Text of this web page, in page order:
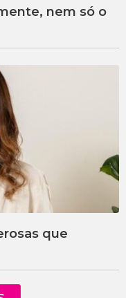
nem só o
que